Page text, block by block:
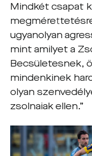
Mindkét csapat
ugyanolyan
mint amilyet a
Becsületesnek,
mindenkinek
olyan
zsolnaiak ellen.”